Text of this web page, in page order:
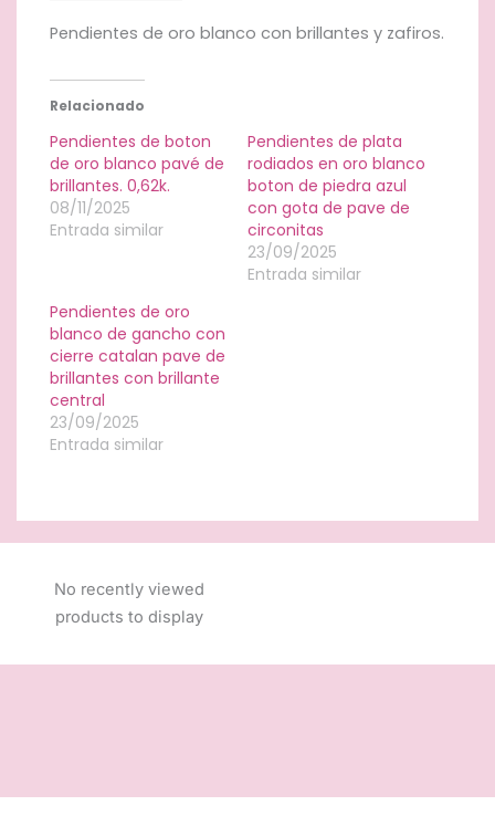
Pendientes de oro blanco con brillantes y zafiros.
Relacionado
Pendientes de boton
de oro blanco pavé de
brillantes. 0,62k.
08/11/2025
Entrada similar
Pendientes de plata
rodiados en oro blanco
boton de piedra azul
con gota de pave de
circonitas
23/09/2025
Entrada similar
Pendientes de oro
blanco de gancho con
cierre catalan pave de
brillantes con brillante
central
23/09/2025
Entrada similar
No recently viewed
products to display